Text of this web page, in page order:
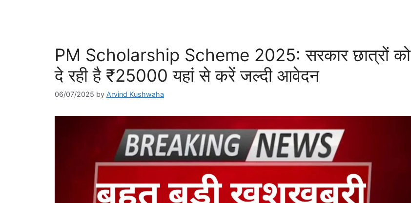
PM Scholarship Scheme 2025: सरकार छात्रों को
दे रही है ₹25000 यहां से करें जल्दी आवेदन
06/07/2025 by Arvind Kushwaha